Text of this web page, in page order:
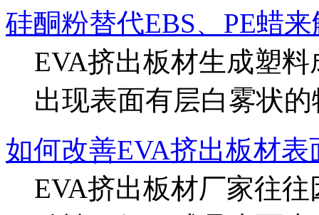
硅酮粉替代EBS、PE蜡
EVA挤出板材生成塑
出现表面有层白雾状
如何改善EVA挤出板材
EVA挤出板材厂家往